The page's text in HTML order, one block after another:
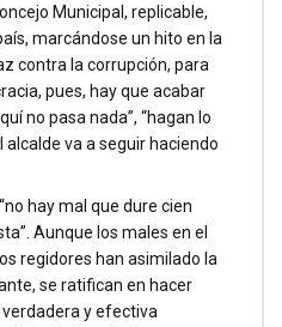
Municipal, replicable,
marcándose un hito en la
contra la corrupción, para
pues, hay que acabar
no pasa nada”, “hagan lo
va a seguir haciendo
hay mal que dure cien
Aunque los males en el
regidores han asimilado la
se ratifican en hacer
y efectiva